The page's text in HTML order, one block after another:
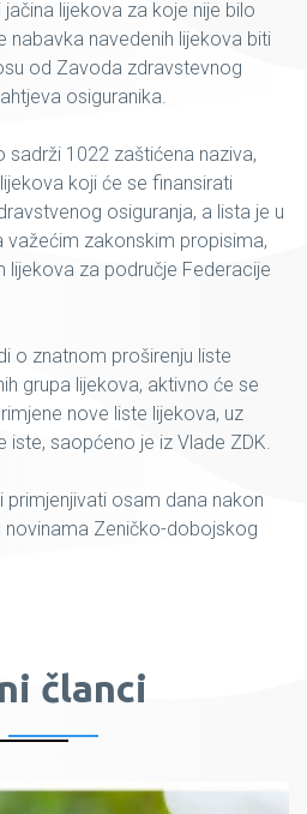
lijekova za koje nije bilo
nabavka navedenih lijekova biti
od Zavoda zdravstevnog
osiguranika.
sadrži 1022 zaštićena naziva,
koji će se finansirati
osiguranja, a lista je u
važećim zakonskim propisima,
lijekova za područje Federacije
o znatnom proširenju liste
grupa lijekova, aktivno će se
nove liste lijekova, uz
iste, saopćeno je iz Vlade ZDK.
osam dana nakon
novinama Zeničko-dobojskog
članci